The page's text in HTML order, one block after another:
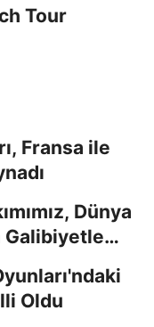
Tour
Fransa ile
Dünya
Galibiyetle
Oldu